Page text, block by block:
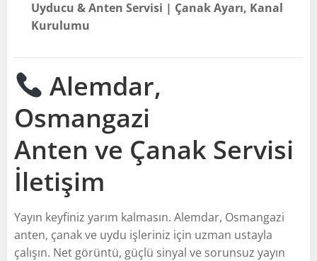
Uyducu & Anten Servisi | Çanak Ayarı, Kanal
Kurulumu
Alemdar,
Osmangazi
Anten ve Çanak Servisi
İletişim
Yayın keyfiniz yarım kalmasın. Alemdar, Osmangazi
anten, çanak ve uydu işleriniz için uzman ustayla
çalışın. Net görüntü, güçlü sinyal ve sorunsuz yayın